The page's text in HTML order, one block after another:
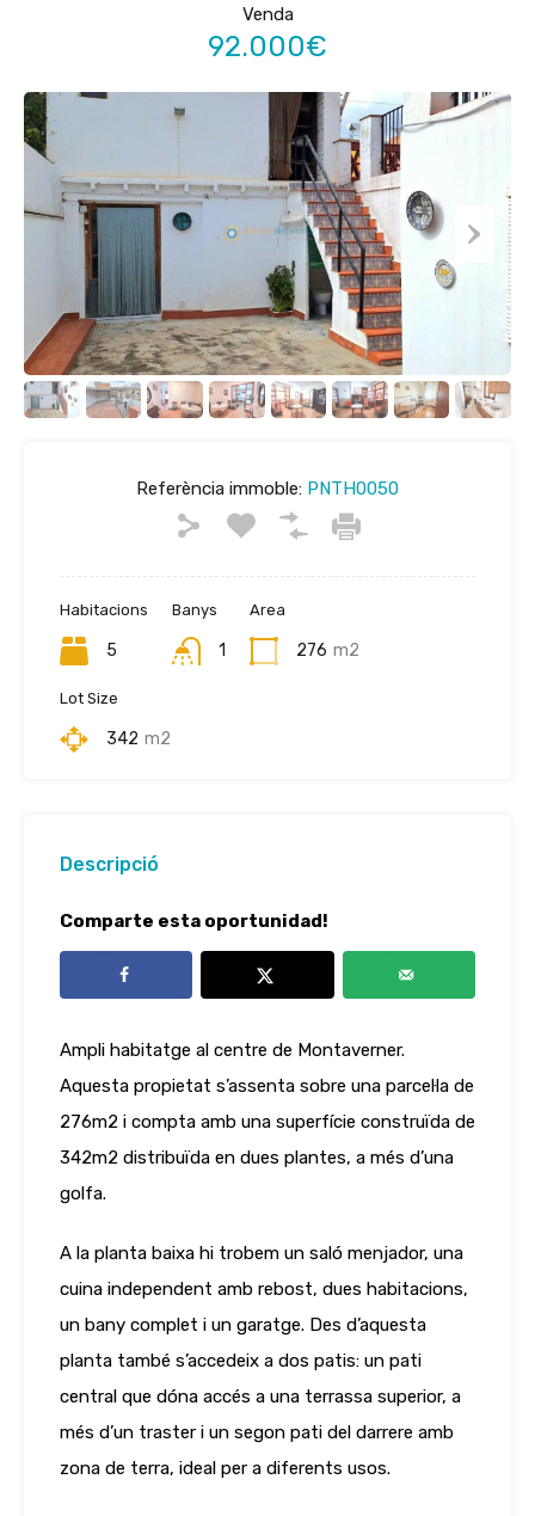
Venda
92.000€
Referència immoble: PNTH0050
Habitacions
5
Banys
1
Area
276 m2
Lot Size
342 m2
Descripció
Comparte esta oportunidad!
Ampli habitatge al centre de Montaverner.
Aquesta propietat s’assenta sobre una parcel·la de
276m2 i compta amb una superfície construïda de
342m2 distribuïda en dues plantes, a més d’una
golfa.
A la planta baixa hi trobem un saló menjador, una
cuina independent amb rebost, dues habitacions,
un bany complet i un garatge. Des d’aquesta
planta també s’accedeix a dos patis: un pati
central que dóna accés a una terrassa superior, a
més d’un traster i un segon pati del darrere amb
zona de terra, ideal per a diferents usos.